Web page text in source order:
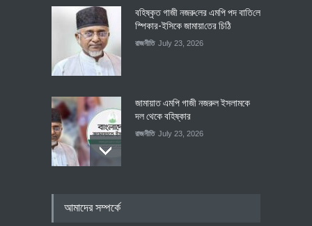
বহিষ্কৃত গাজী নজরু‌লের এম‌পি পদ বা‌তি‌লে
স্পিকার-ইসিকে জামায়া‌তের চি‌ঠি
রাজনীতি July 23, 2026
জামায়াত এমপি গাজী নজরুল ইসলামকে
দল থেকে বহিষ্কার
রাজনীতি July 23, 2026
আমাদের সম্পর্কে